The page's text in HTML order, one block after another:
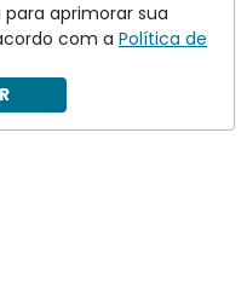
aéreas captadas em
dia e processadas por
aprimorar sua
com a Política de